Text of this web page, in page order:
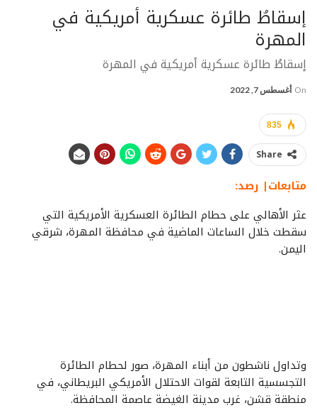
إسقاطُ طائرة عسكرية أمريكية في
المهرة
إسقاطُ طائرة عسكرية أمريكية في المهرة
On أغسطس 7, 2022
835
Share
متابعات| رصد:
عثر الأهالي على حطام الطائرة العسكرية الأمريكية التي
سقطت خلال الساعات الماضية في محافظة المهرة، شرقي
اليمن.
وتداول ناشطون من أبناء المهرة، صور لحطام الطائرة
التجسسية التابعة لقوات الاحتلال الأمريكي البريطاني، في
منطقة قشن، غرب مدينة الغيضة عاصمة المحافظة.